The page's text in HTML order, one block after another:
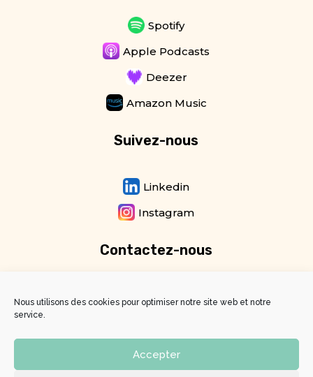
Nous utilisons des cookies pour optimiser notre site web et notre
service.
Accepter
Spotify
Apple Podcasts
Deezer
Amazon Music
Suivez-nous
Linkedin
Instagram
Contactez-nous
Newsletter